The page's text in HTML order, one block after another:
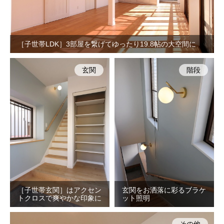
［子世帯LDK］3部屋を繋げてゆったり19.8帖の大空間に
［子世帯玄関］はアクセン
トクロスで爽やかな印象に
玄関
玄関をお洒落に彩るブラケ
ット照明
階段